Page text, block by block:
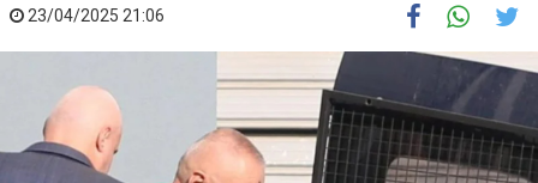
23/04/2025 21:06